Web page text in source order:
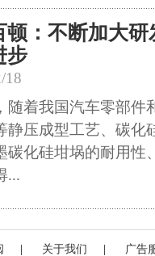
顿：不断加大
步
18
随着我国汽车零部件
静压成型工艺、碳化
碳化硅坩埚的耐用性
...
关于我们 广告